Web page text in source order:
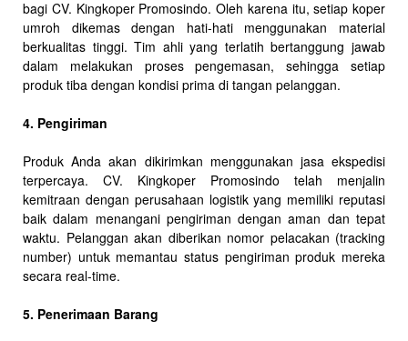
bagi CV. Kingkoper Promosindo. Oleh karena itu, setiap koper
umroh dikemas dengan hati-hati menggunakan material
berkualitas tinggi. Tim ahli yang terlatih bertanggung jawab
dalam melakukan proses pengemasan, sehingga setiap
produk tiba dengan kondisi prima di tangan pelanggan.
4. Pengiriman
Produk Anda akan dikirimkan menggunakan jasa ekspedisi
terpercaya. CV. Kingkoper Promosindo telah menjalin
kemitraan dengan perusahaan logistik yang memiliki reputasi
baik dalam menangani pengiriman dengan aman dan tepat
waktu. Pelanggan akan diberikan nomor pelacakan (tracking
number) untuk memantau status pengiriman produk mereka
secara real-time.
5. Penerimaan Barang